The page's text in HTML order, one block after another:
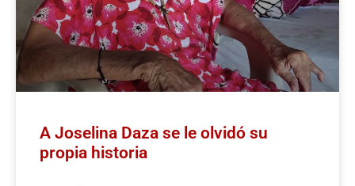
A Joselina Daza se le olvidó su
propia historia